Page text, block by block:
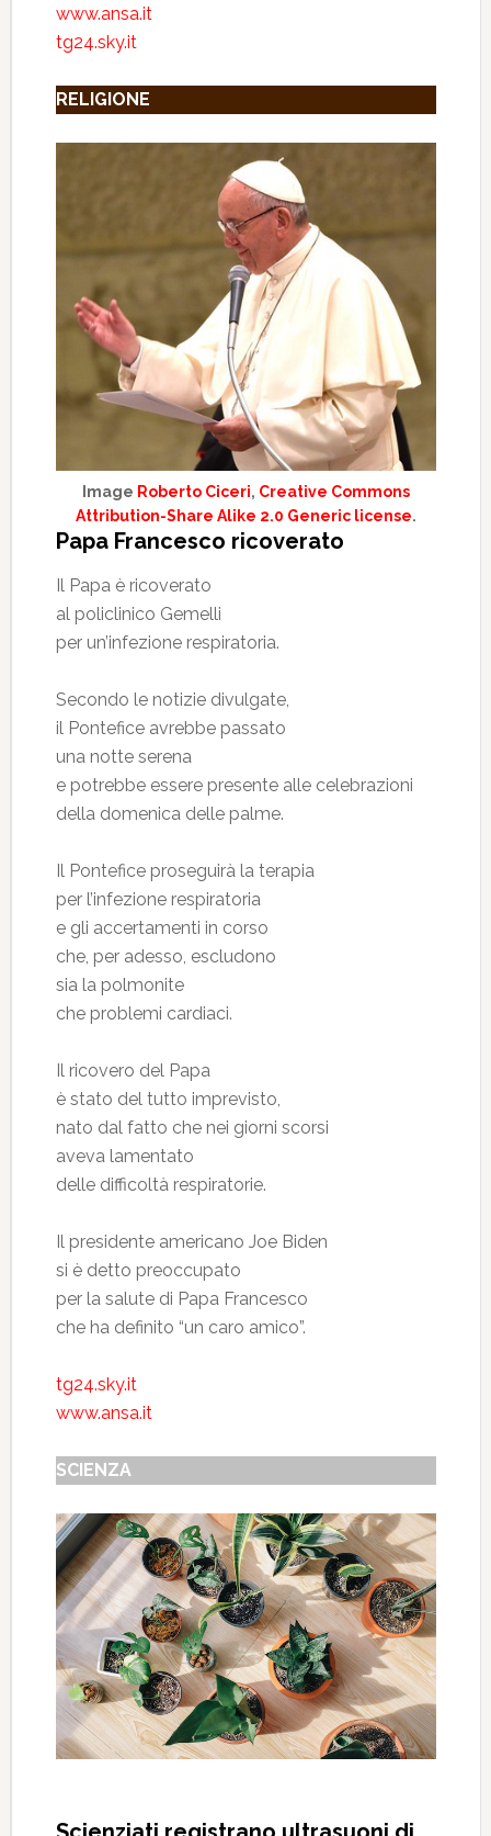
www.ansa.it
tg24.sky.it
RELIGIONE
Image Roberto Ciceri, Creative Commons
Attribution-Share Alike 2.0 Generic license.
Papa Francesco ricoverato
Il Papa è ricoverato
al policlinico Gemelli
per un’infezione respiratoria.
Secondo le notizie divulgate,
il Pontefice avrebbe passato
una notte serena
e potrebbe essere presente alle celebrazioni
della domenica delle palme.
Il Pontefice proseguirà la terapia
per l’infezione respiratoria
e gli accertamenti in corso
che, per adesso, escludono
sia la polmonite
che problemi cardiaci.
Il ricovero del Papa
è stato del tutto imprevisto,
nato dal fatto che nei giorni scorsi
aveva lamentato
delle difficoltà respiratorie.
Il presidente americano Joe Biden
si è detto preoccupato
per la salute di Papa Francesco
che ha definito “un caro amico”.
tg24.sky.it
www.ansa.it
SCIENZA